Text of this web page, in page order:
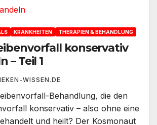
KRANKHEITEN THERAPIEN & BEHANDLUNG
konservativ
– Teil 1
WISSEN.DE
Behandlung, die den
konservativ – also ohne eine
und heilt? Der Kosmonaut